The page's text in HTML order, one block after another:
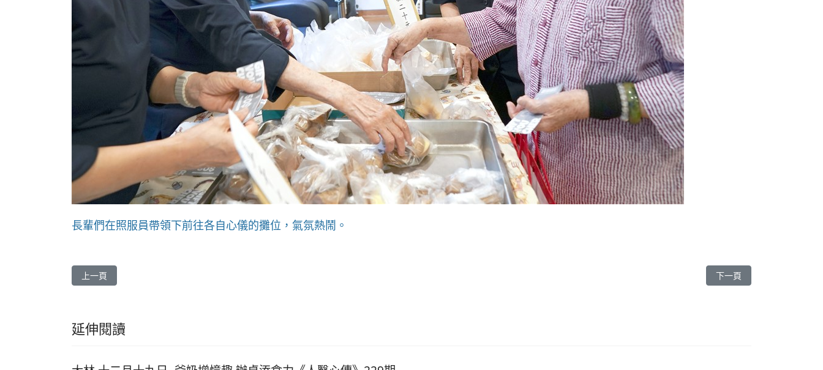
長輩們在照服員帶領下前往各自心儀的攤位，氣氛熱鬧。
上一篇文章: 花蓮慈院 醫師教祕訣 瘦腰保健「腎利人生」《人醫心傳》269期
上一頁 下一篇文章: 台中慈院 告別
下一頁
延伸閱讀